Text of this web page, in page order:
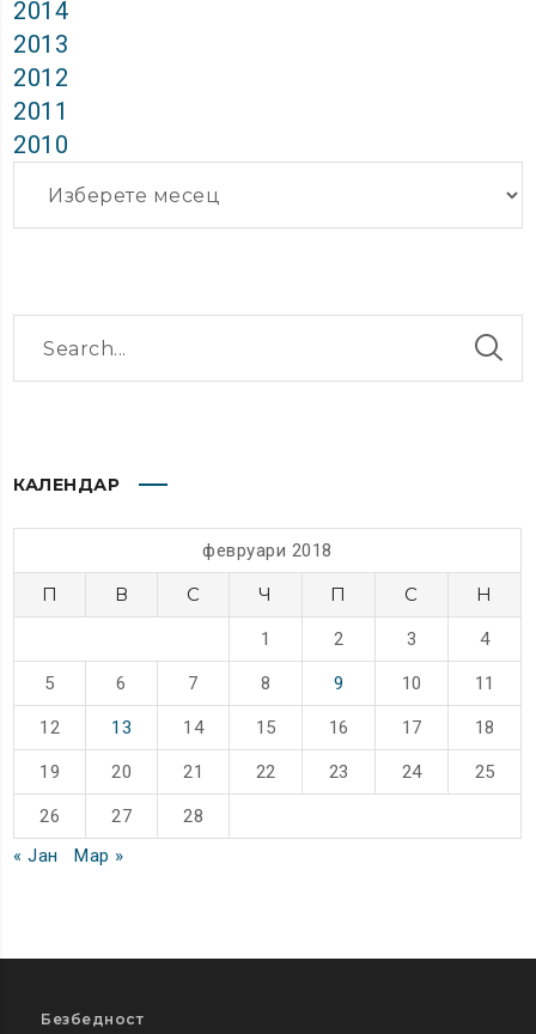
2014
2013
2012
2011
2010
КАЛЕНДАР
февруари 2018
П В С Ч П С Н
1 2 3 4
5 6 7 8 9 10 11
12 13 14 15 16 17 18
19 20 21 22 23 24 25
26 27
28
« Јан
Мар »
Безбедност